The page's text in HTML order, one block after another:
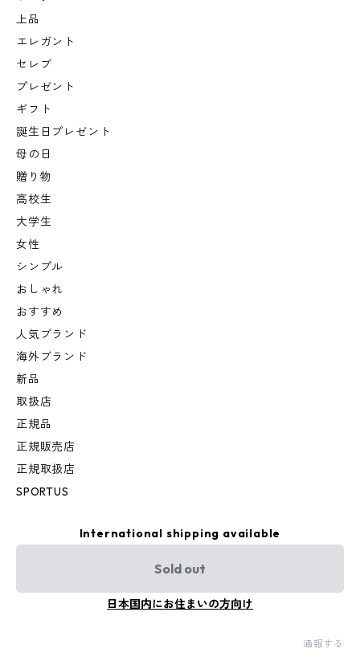
上品
エレガント
セレブ
プレゼント
ギフト
誕生日プレゼント
母の日
贈り物
高校生
大学生
女性
シンプル
おしゃれ
おすすめ
人気ブランド
海外ブランド
新品
取扱店
正規品
正規販売店
正規取扱店
SPORTUS
International shipping available
Sold out
日本国内にお住まいの方向け
通報する